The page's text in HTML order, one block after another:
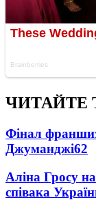
ЧИТАЙТЕ
Фінал
Джуманджі62
Аліна Гросу
співака